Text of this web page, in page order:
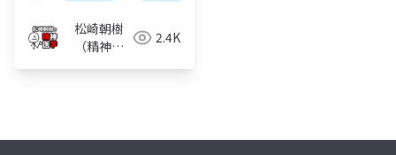
松崎朝樹
（精神科
2.4K